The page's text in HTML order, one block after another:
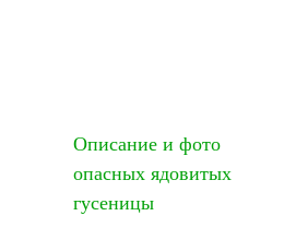
Описание и фото
опасных ядовитых
гусеницы